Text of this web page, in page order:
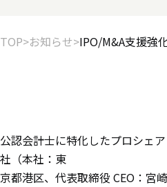
TOP お知らせ IPO/M&A支援強
公認会計士に特化したプロシェ
社（本社：東
京都港区、代表取締役 CEO：宮